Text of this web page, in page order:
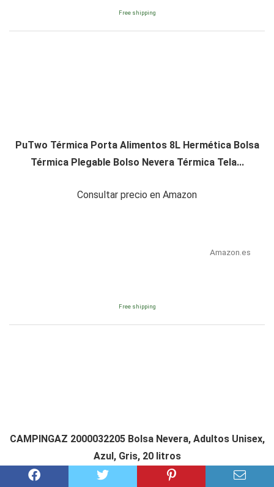
Free shipping
PuTwo Térmica Porta Alimentos 8L Hermética Bolsa
Térmica Plegable Bolso Nevera Térmica Tela...
Consultar precio en Amazon
Amazon.es
Free shipping
CAMPINGAZ 2000032205 Bolsa Nevera, Adultos Unisex,
Azul, Gris, 20 litros